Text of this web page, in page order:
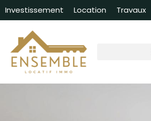
Investissement Location Travaux